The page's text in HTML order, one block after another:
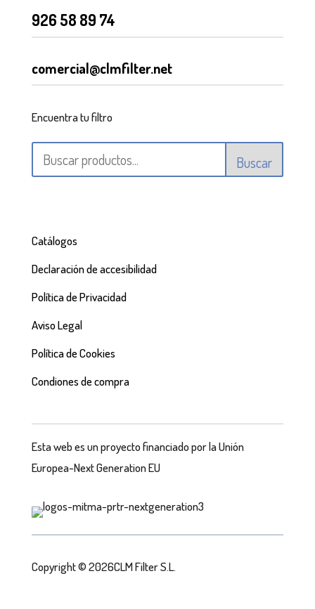
926 58 89 74
comercial@clmfilter.net
Encuentra tu filtro
Buscar
Catálogos
Declaración de accesibilidad
Política de Privacidad
Aviso Legal
Política de Cookies
Condiones de compra
Esta web es un proyecto financiado por la Unión
Europea-Next Generation EU
Copyright © 2026CLM Filter S.L.